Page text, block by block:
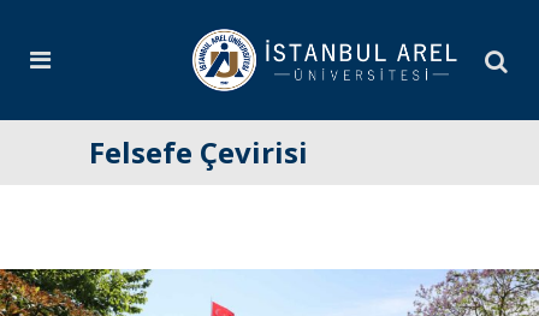
Felsefe Çevirisi